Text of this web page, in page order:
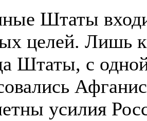
Штаты
целей. Лишь
Штаты, с
усилия